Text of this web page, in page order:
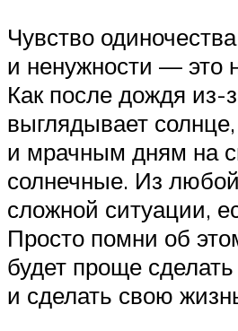
Чувство одиночества
и ненужности — это
Как после дождя из-
выглядывает солнце,
и мрачным дням на
солнечные. Из
сложной ситуации,
Просто помни об
будет проще
и сделать свою